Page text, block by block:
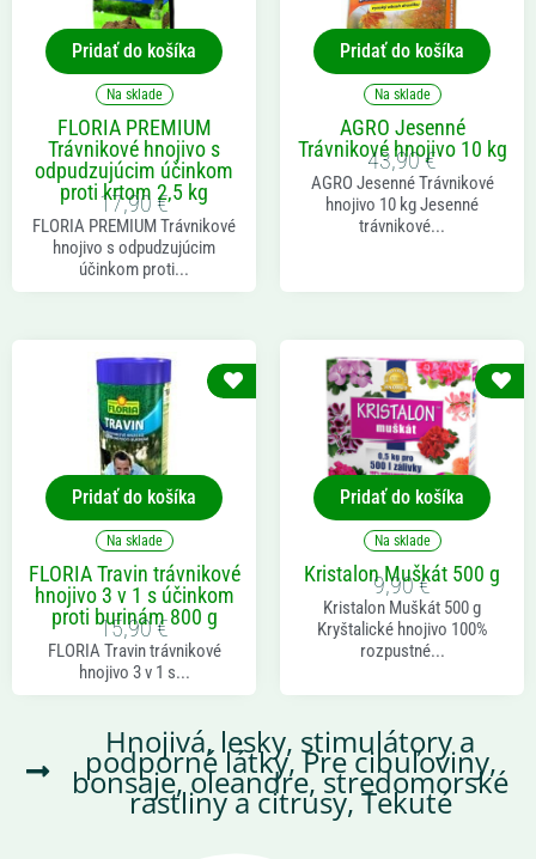
Pridať do košíka
Na sklade
FLORIA PREMIUM
Trávnikové hnojivo s
odpudzujúcim účinkom
proti krtom 2,5 kg
17,90 €
FLORIA PREMIUM Trávnikové
hnojivo s odpudzujúcim
účinkom proti...
Pridať do košíka
Na sklade
AGRO Jesenné
Trávnikové hnojivo 10 kg
43,90€
AGRO Jesenné Trávnikové
hnojivo 10 kg Jesenné
trávnikové...
Pridať do košíka
Na sklade
FLORIA Travin trávnikové
hnojivo 3 v 1 s účinkom
proti burinám 800 g
15,90€
FLORIA Travin trávnikové
hnojivo 3 v 1 s...
Pridať do košíka
Na sklade
Kristalon Muškát 500 g
9,90€
Kristalon Muškát 500 g
Kryštalické hnojivo 100%
rozpustné...
Hnojivá, lesky, stimulátory a
podporné látky,Pre cibuľoviny,
bonsaje, oleandre, stredomorské
rastliny a citrusy,Tekuté